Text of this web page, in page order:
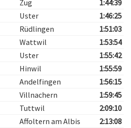
Zug
1:44:39
Uster
1:46:25
Rüdlingen
1:51:03
Wattwil
1:53:54
Uster
1:55:42
Hinwil
1:55:59
Andelfingen
1:56:15
Villnachern
1:59:45
Tuttwil
2:09:10
Affoltern am Albis 2:13:08